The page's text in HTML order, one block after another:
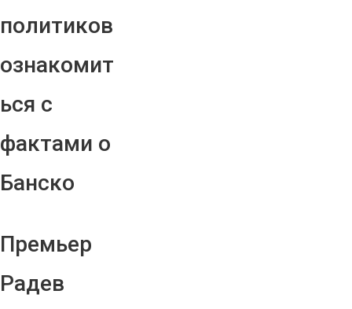
политиков
ознакомит
ься с
фактами о
Банско
Премьер
Радев